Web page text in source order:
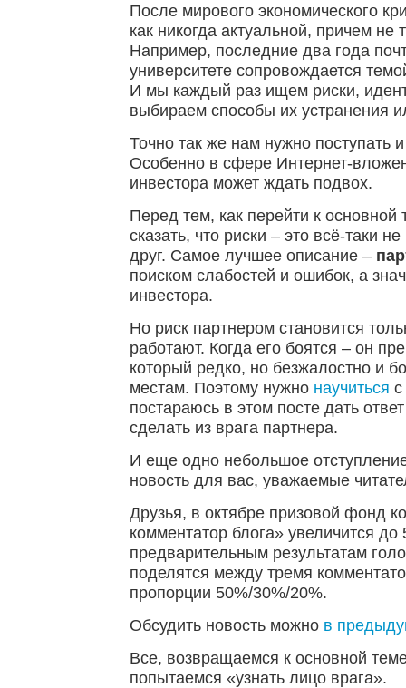
После мирового экономического
как никогда актуальной, причем
Например, последние два года
университете сопровождается
И мы каждый раз ищем риски,
выбираем способы их устранения
Точно так же нам нужно поступать
Особенно в сфере Интернет-
инвестора может ждать подвох.
Перед тем, как перейти к основной
сказать, что риски – это всё-таки
друг. Самое лучшее описание –
поиском слабостей и ошибок, а
инвестора.
Но риск партнером становится
работают. Когда его боятся – он
который редко, но безжалостно и
местам. Поэтому нужно научиться
постараюсь в этом посте дать
сделать из врага партнера.
И еще одно небольшое
новость для вас, уважаемые
Друзья, в октябре призовой фонд
комментатор блога» увеличится
предварительным результатам
поделятся между тремя
пропорции 50%/30%/20%.
Обсудить новость можно в
Все, возвращаемся к основной
попытаемся «узнать лицо врага».